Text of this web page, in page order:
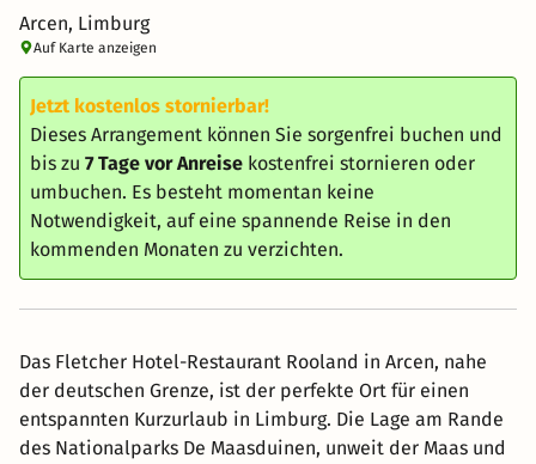
Arcen, Limburg
Auf Karte anzeigen
Jetzt kostenlos stornierbar!
Dieses Arrangement können Sie sorgenfrei buchen und
bis zu 7 Tage vor Anreise kostenfrei stornieren oder
umbuchen. Es besteht momentan keine
Notwendigkeit, auf eine spannende Reise in den
kommenden Monaten zu verzichten.
Das Fletcher Hotel-Restaurant Rooland in Arcen, nahe
der deutschen Grenze, ist der perfekte Ort für einen
entspannten Kurzurlaub in Limburg. Die Lage am Rande
des Nationalparks De Maasduinen, unweit der Maas und